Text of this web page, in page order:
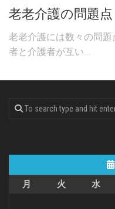
老老介護の問題点
老老介護には数々の問
者と介護者が互い...
月
火 水